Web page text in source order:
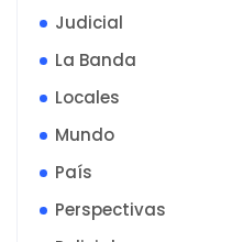
Judicial
La Banda
Locales
Mundo
País
Perspectivas